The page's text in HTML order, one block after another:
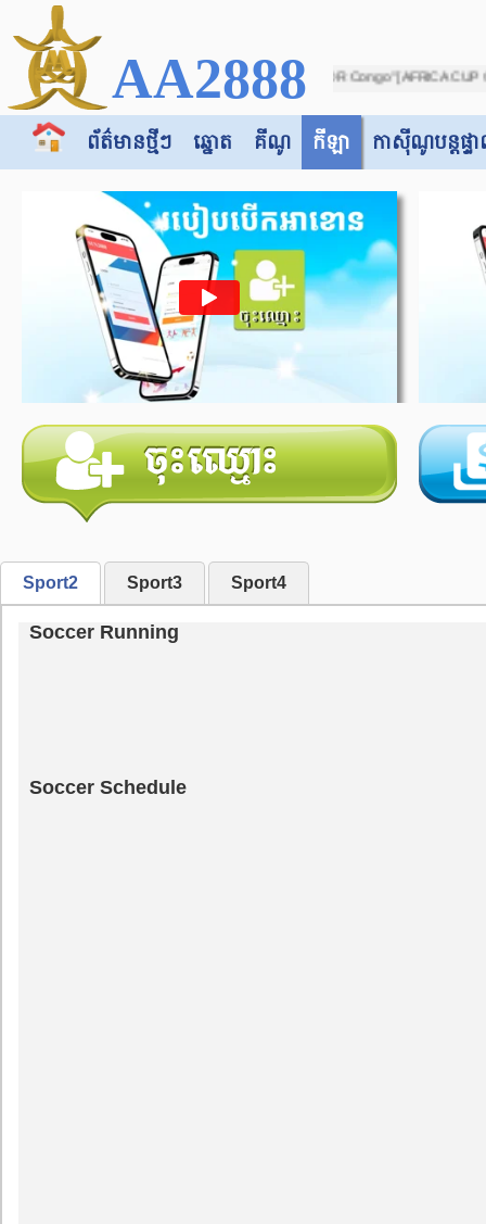
AA2888
match between "Botswana -vs- DR Congo" [AFRICA CUP OF NATIONS
ព័ត៌មានថ្មីៗ ឆ្នោត គីណូ កីឡា កាស៊ី​​ណូបន្តផ្ទ
Sport2 Sport3 Sport4